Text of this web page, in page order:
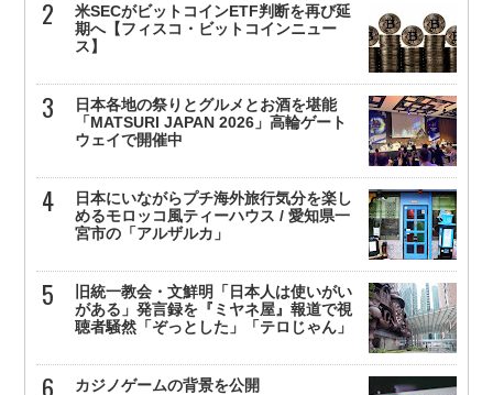
米SECがビットコインETF判断を再び延
期へ【フィスコ・ビットコインニュー
ス】
日本各地の祭りとグルメとお酒を堪能
「MATSURI JAPAN 2026」高輪ゲート
ウェイで開催中
日本にいながらプチ海外旅行気分を楽し
めるモロッコ風ティーハウス / 愛知県一
宮市の「アルザルカ」
旧統一教会・文鮮明「日本人は使いがい
がある」発言録を『ミヤネ屋』報道で視
聴者騒然「ぞっとした」「テロじゃん」
カジノゲームの背景を公開